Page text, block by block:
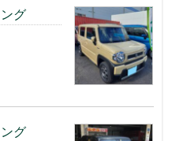
グ
グ